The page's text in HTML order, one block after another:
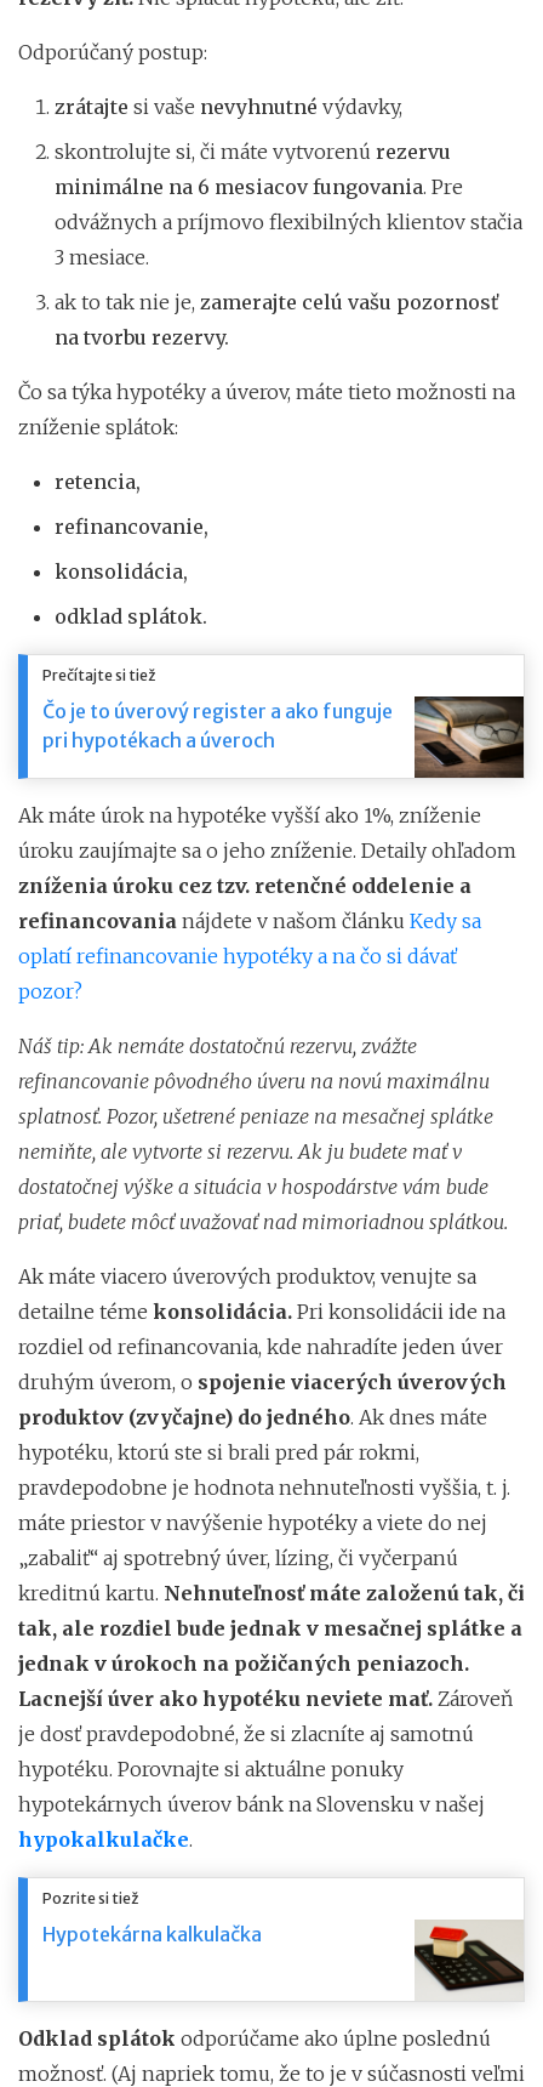
Odporúčaný postup:
zrátajte si vaše nevyhnutné výdavky,
skontrolujte si, či máte vytvorenú rezervu
minimálne na 6 mesiacov fungovania. Pre
odvážnych a príjmovo flexibilných klientov stačia
3 mesiace.
ak to tak nie je, zamerajte celú vašu pozornosť
na tvorbu rezervy.
Čo sa týka hypotéky a úverov, máte tieto možnosti na
zníženie splátok:
retencia,
refinancovanie,
konsolidácia,
odklad splátok.
Prečítajte si tiež
Čo je to úverový register a ako funguje
pri hypotékach a úveroch
Ak máte úrok na hypotéke vyšší ako 1%, zníženie
úroku zaujímajte sa o jeho zníženie. Detaily ohľadom
zníženia úroku cez tzv. retenčné oddelenie a
refinancovania nájdete v našom článku Kedy sa
oplatí refinancovanie hypotéky a na čo si dávať
pozor?
Náš tip: Ak nemáte dostatočnú rezervu, zvážte
refinancovanie pôvodného úveru na novú maximálnu
splatnosť. Pozor, ušetrené peniaze na mesačnej splátke
nemiňte, ale vytvorte si rezervu. Ak ju budete mať v
dostatočnej výške a situácia v hospodárstve vám bude
priať, budete môcť uvažovať nad mimoriadnou splátkou.
Ak máte viacero úverových produktov, venujte sa
detailne téme konsolidácia. Pri konsolidácii ide na
rozdiel od refinancovania, kde nahradíte jeden úver
druhým úverom, o spojenie viacerých úverových
produktov (zvyčajne) do jedného. Ak dnes máte
hypotéku, ktorú ste si brali pred pár rokmi,
pravdepodobne je hodnota nehnuteľnosti vyššia, t. j.
máte priestor v navýšenie hypotéky a viete do nej
„zabaliť“ aj spotrebný úver, lízing, či vyčerpanú
kreditnú kartu. Nehnuteľnosť máte založenú tak, či
tak, ale rozdiel bude jednak v mesačnej splátke a
jednak v úrokoch na požičaných peniazoch.
Lacnejší úver ako hypotéku neviete mať. Zároveň
je dosť pravdepodobné, že si zlacníte aj samotnú
hypotéku. Porovnajte si aktuálne ponuky
hypotekárnych úverov bánk na Slovensku v našej
hypokalkulačke.
Pozrite si tiež
Hypotekárna kalkulačka
Odklad splátok odporúčame ako úplne poslednú
možnosť. (Aj napriek tomu, že to je v súčasnosti veľmi